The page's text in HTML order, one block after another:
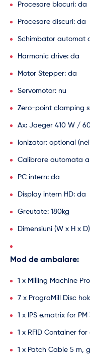
Procesare blocuri: da
Procesare discuri: da
Schimbator automat
Harmonic drive: da
Motor Stepper: da
Servomotor: nu
Zero-point clamping
Ax: Jaeger 410 W /
Ionizator: optional
Calibrare automata
PC intern: da
Display intern HD: da
Greutate: 180kg
Dimensiuni (W x H x
Mod de ambalare:
1 x Milling Machine
7 x PrograMill Disc
1 x IPS e.matrix for
1 x RFID Container
1 x Patch Cable 5 m,